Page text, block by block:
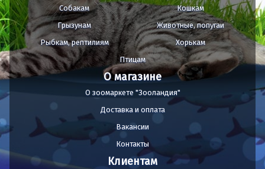
Собакам
Кошкам
Грызунам
Животные, попугаи
Рыбкам, рептилиям
Хорькам
Птицам
О магазине
О зоомаркете "Зооландия"
Доставка и оплата
Вакансии
Контакты
Клиентам